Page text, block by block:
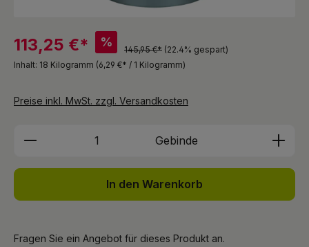
113,25 €* %
145,95 €* (22.4% gespart)
Inhalt: 18 Kilogramm (6,29 €* / 1 Kilogramm)
Preise inkl. MwSt. zzgl. Versandkosten
Produkt Anzahl: Gib den
Gebinde
In den Warenkorb
Fragen Sie ein Angebot für dieses Produkt an.